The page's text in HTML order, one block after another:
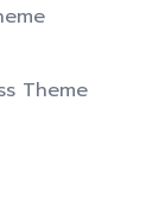
Theme